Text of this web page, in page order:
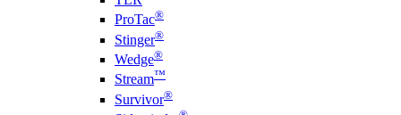
ProTac®
Stinger®
Wedge®
Stream™
Survivor®